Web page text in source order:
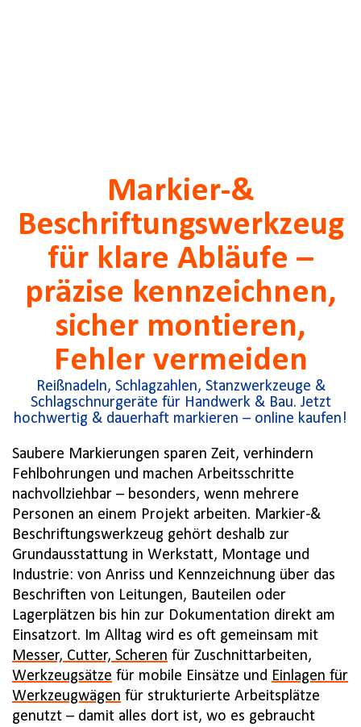
Markier-&
Beschriftungswerkzeug
für klare Abläufe –
präzise kennzeichnen,
sicher montieren,
Fehler vermeiden
Reißnadeln, Schlagzahlen, Stanzwerkzeuge &
Schlagschnurgeräte für Handwerk & Bau. Jetzt
hochwertig & dauerhaft markieren – online kaufen!
Saubere Markierungen sparen Zeit, verhindern
Fehlbohrungen und machen Arbeitsschritte
nachvollziehbar – besonders, wenn mehrere
Personen an einem Projekt arbeiten. Markier-&
Beschriftungswerkzeug gehört deshalb zur
Grundausstattung in Werkstatt, Montage und
Industrie: von Anriss und Kennzeichnung über das
Beschriften von Leitungen, Bauteilen oder
Lagerplätzen bis hin zur Dokumentation direkt am
Einsatzort. Im Alltag wird es oft gemeinsam mit
Messer, Cutter, Scheren für Zuschnittarbeiten,
Werkzeugsätze für mobile Einsätze und Einlagen für
Werkzeugwägen für strukturierte Arbeitsplätze
genutzt – damit alles dort ist, wo es gebraucht